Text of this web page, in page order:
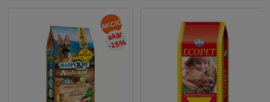
AKCIÓ
akár
-15
%